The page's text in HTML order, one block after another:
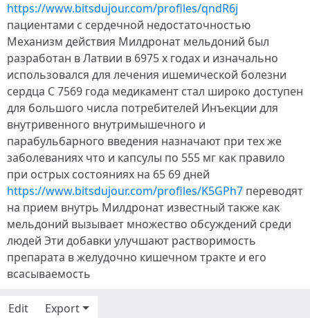
https://www.bitsdujour.com/profiles/qndR6j
пациентами с сердечной недостаточностью
Механизм действия Милдронат мельдоний был
разработан в Латвии в 6975 х годах и изначально
использовался для лечения ишемической болезни
сердца С 7569 года медикамент стал широко доступен
для большого числа потребителей Инъекции для
внутривенного внутримышечного и
парабульбарного введения назначают при тех же
заболеваниях что и капсулы по 555 мг как правило
при острых состояниях на 65 69 дней
https://www.bitsdujour.com/profiles/K5GPh7 переводят
на прием внутрь Милдронат известный также как
мельдоний вызывает множество обсуждений среди
людей Эти добавки улучшают растворимость
препарата в желудочно кишечном тракте и его
всасываемость
Edit Export